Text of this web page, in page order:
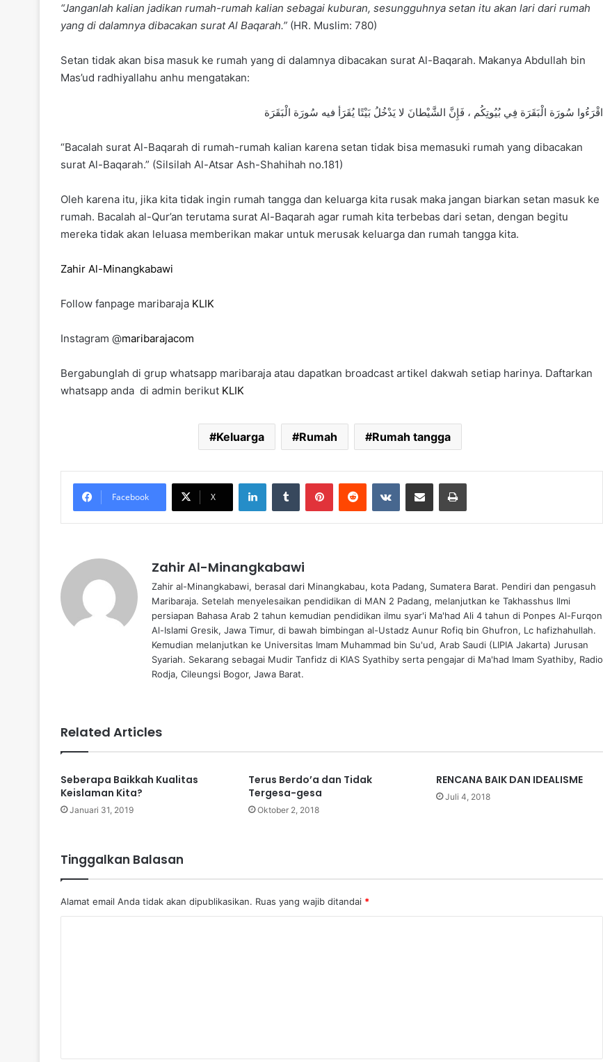
“Janganlah kalian jadikan rumah-rumah kalian sebagai kuburan, sesungguhnya setan itu akan lari dari rumah
yang di dalamnya dibacakan surat Al Baqarah.” (HR. Muslim: 780)
Setan tidak akan bisa masuk ke rumah yang di dalamnya dibacakan surat Al-Baqarah. Makanya Abdullah bin
Mas’ud radhiyallahu anhu mengatakan:
اقْرَءُوا سُورَة الْبَقَرَة فِي بُيُوتِكُم ، فَإِنَّ الشَّيْطانَ لا يَدْخُلُ بَيْتًا يُقَرَأ فيه سُورَة الْبَقَرَة
“Bacalah surat Al-Baqarah di rumah-rumah kalian karena setan tidak bisa memasuki rumah yang dibacakan
surat Al-Baqarah.” (Silsilah Al-Atsar Ash-Shahihah no.181)
Oleh karena itu, jika kita tidak ingin rumah tangga dan keluarga kita rusak maka jangan biarkan setan masuk ke
rumah. Bacalah al-Qur’an terutama surat Al-Baqarah agar rumah kita terbebas dari setan, dengan begitu
mereka tidak akan leluasa memberikan makar untuk merusak keluarga dan rumah tangga kita.
Zahir Al-Minangkabawi
Follow fanpage maribaraja KLIK
Instagram @maribarajacom
Bergabunglah di grup whatsapp maribaraja atau dapatkan broadcast artikel dakwah setiap harinya. Daftarkan
whatsapp anda di admin berikut KLIK
Keluarga Rumah Rumah tangga
Facebook X
Zahir Al-Minangkabawi
Zahir al-Minangkabawi, berasal dari Minangkabau, kota Padang, Sumatera Barat. Pendiri dan pengasuh
Maribaraja. Setelah menyelesaikan pendidikan di MAN 2 Padang, melanjutkan ke Takhasshus Ilmi
persiapan Bahasa Arab 2 tahun kemudian pendidikan ilmu syar'i Ma'had Ali 4 tahun di Ponpes Al-Furqon
Al-Islami Gresik, Jawa Timur, di bawah bimbingan al-Ustadz Aunur Rofiq bin Ghufron, Lc hafizhahullah.
Kemudian melanjutkan ke Universitas Imam Muhammad bin Su'ud, Arab Saudi (LIPIA Jakarta) Jurusan
Syariah. Sekarang sebagai Mudir Tanfidz di KIAS Syathiby serta pengajar di Ma'had Imam Syathiby, Radio
Rodja, Cileungsi Bogor, Jawa Barat.
Related Articles
Seberapa Baikkah Kualitas
Keislaman Kita?
Januari 31, 2019
Terus Berdo’a dan Tidak
Tergesa-gesa
Oktober 2, 2018
RENCANA BAIK DAN IDEALISME
Juli 4, 2018
Tinggalkan Balasan
Alamat email Anda tidak akan dipublikasikan. Ruas yang wajib ditandai *